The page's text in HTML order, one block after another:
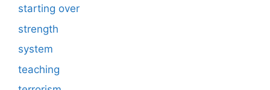
starting over
strength
system
teaching